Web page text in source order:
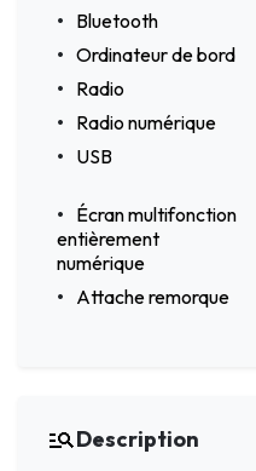
Bluetooth
Ordinateur de bord
Radio
Radio numérique
USB
Écran multifonction
entièrement
numérique
Attache remorque
Description